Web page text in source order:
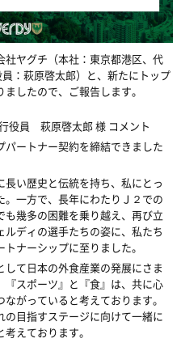
ヤグチ（本社：東京都港区、 代
：萩原啓太郎）と、新たにトップ
したので、ご報告します。
役員 萩原啓太郎 様 コメント
パートナー契約を締結できました
い歴史と伝統を持ち、私にとっ
一方で、長年にわたりＪ２での
幾多の困難を乗り越え、再び立
ディの選手たちの姿に、私たち
ナーシップに至りました。
て日本の外食産業の発展にさま
『スポーツ』と『食』は、共に心
がっていると考えております。
目指すステージに向けて一緒に
えております。